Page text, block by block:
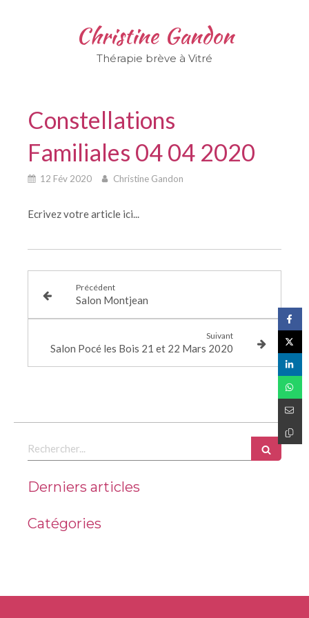
Christine Gandon
Thérapie brève à Vitré
Constellations
Familiales 04 04 2020
12 Fév 2020 Christine Gandon
Ecrivez votre article ici...
Précédent
Salon Montjean
Suivant
Salon Pocé les Bois 21 et 22 Mars 2020
Rechercher
Derniers articles
Catégories